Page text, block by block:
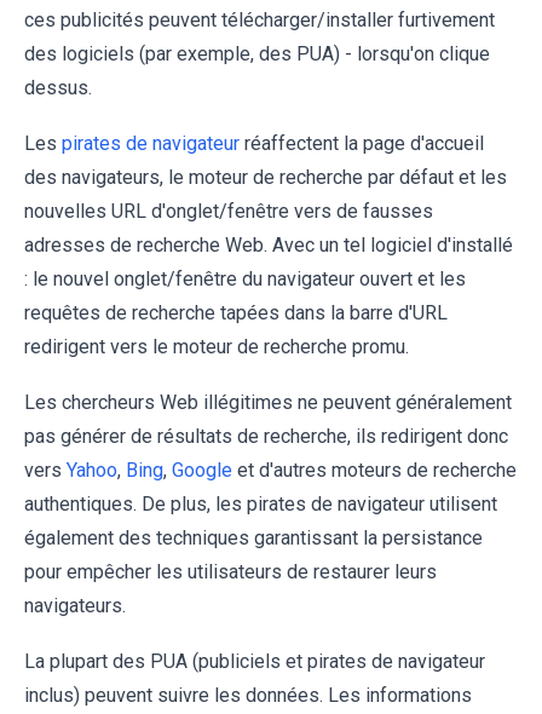
ces publicités peuvent télécharger/installer furtivement
des logiciels (par exemple, des PUA) - lorsqu'on clique
dessus.
Les pirates de navigateur réaffectent la page d'accueil
des navigateurs, le moteur de recherche par défaut et les
nouvelles URL d'onglet/fenêtre vers de fausses
adresses de recherche Web. Avec un tel logiciel d'installé
: le nouvel onglet/fenêtre du navigateur ouvert et les
requêtes de recherche tapées dans la barre d'URL
redirigent vers le moteur de recherche promu.
Les chercheurs Web illégitimes ne peuvent généralement
pas générer de résultats de recherche, ils redirigent donc
vers Yahoo, Bing, Google et d'autres moteurs de recherche
authentiques. De plus, les pirates de navigateur utilisent
également des techniques garantissant la persistance
pour empêcher les utilisateurs de restaurer leurs
navigateurs.
La plupart des PUA (publiciels et pirates de navigateur
inclus) peuvent suivre les données. Les informations